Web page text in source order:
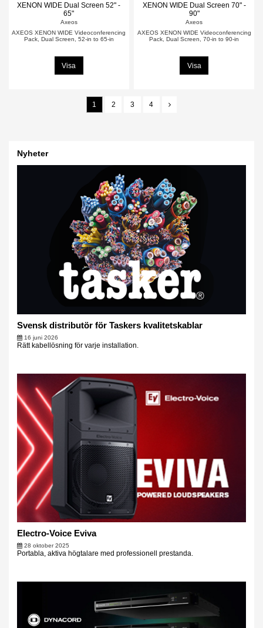
XENON WIDE Dual Screen 52" -
65"
Axeos
AXEOS XENON WIDE Videoconferencing
Pack, Dual Screen, 52-in to 65-in
Visa
XENON WIDE Dual Screen 70" -
90"
Axeos
AXEOS XENON WIDE Videoconferencing
Pack, Dual Screen, 70-in to 90-in
Visa
1 2 3 4
Nyheter
Svensk distributör för Taskers kvalitetskablar
16 juni 2026
Rätt kabellösning för varje installation.
Electro-Voice Eviva
28 oktober 2025
Portabla, aktiva högtalare med professionell prestanda.